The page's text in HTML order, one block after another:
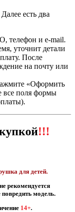
есть два
телефон и e‑mail.
уточнит детали
После
на почту или
«Оформить
все поля формы
!!!
для детей.
рекомендуется
модель.
14+.